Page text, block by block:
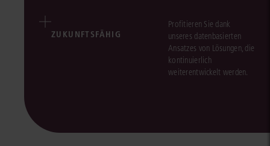
ZUKUNFTSFÄHIG
Profitieren Sie dank
unseres datenbasierten
Ansatzes von Lösungen, die
kontinuierlich
weiterentwickelt werden.